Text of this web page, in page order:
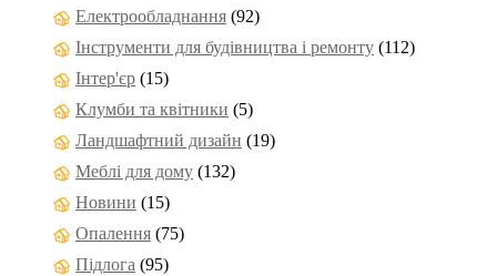
Електрообладнання (92)
Інструменти для будівництва і ремонту (112)
Інтер'єр (15)
Клумби та квітники (5)
Ландшафтний дизайн (19)
Меблі для дому (132)
Новини (15)
Опалення (75)
Підлога (95)